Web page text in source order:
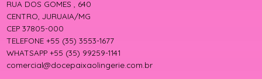
RUA DOS GOMES , 640
CENTRO, JURUAIA/MG
CEP 37805-000
TELEFONE +55 (35) 3553-1677
WHATSAPP +55 (35) 99259-1141
comercial@docepaixaolingerie.com.br